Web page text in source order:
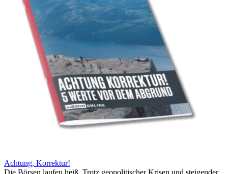
Achtung, Korrektur!
Die Börsen laufen heiß. Trotz geopolitischer Krisen und steigender